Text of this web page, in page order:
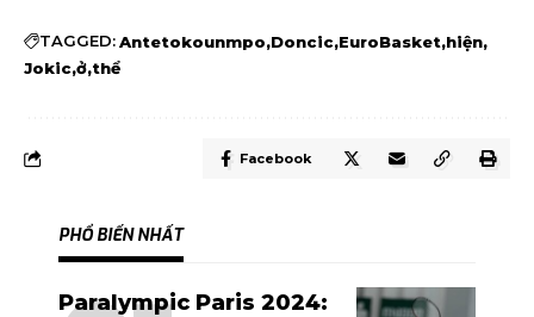
TAGGED:Antetokounmpo Doncic EuroBasket hiện
Jokic ở thể
Facebook
PHỔ BIẾN NHẤT
Paralympic Paris 2024: